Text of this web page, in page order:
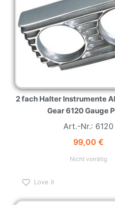
2 fach Halter Instrumente
Gear 6120 Gauge
Art.-Nr.: 6120
99,00 €
Nicht vorrätig
Love it